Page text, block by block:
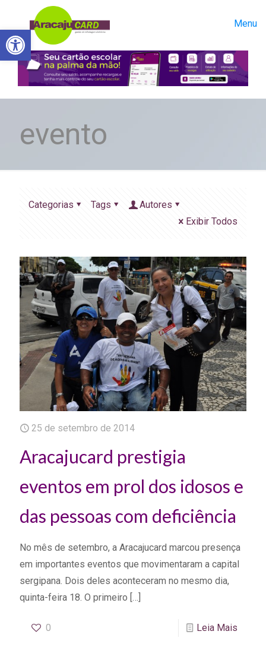
Abrir a barra de ferramentas
Menu
evento
Categorias Tags
Autores
Exibir Todos
25 de setembro de 2014
Aracajucard prestigia
eventos em prol dos idosos e
das pessoas com deficiência
No mês de setembro, a Aracajucard marcou presença
em importantes eventos que movimentaram a capital
sergipana. Dois deles aconteceram no mesmo dia,
quinta-feira 18. O primeiro […]
0 Leia Mais